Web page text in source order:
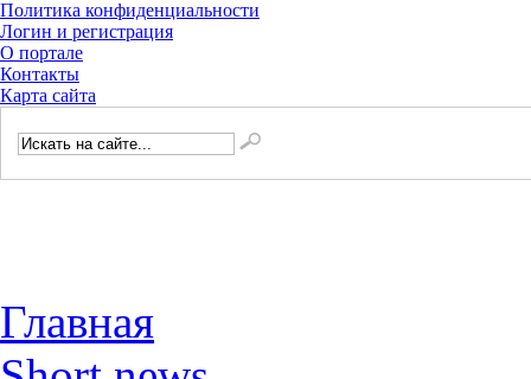
Политика конфиденциальности
Логин и регистрация
О портале
Контакты
Карта сайта
Главная